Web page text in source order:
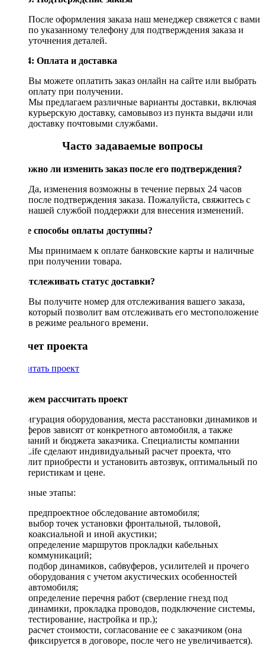
После оформления заказа наш менеджер свяжется с вами
по указанному телефону для подтверждения заказа и
уточнения деталей.
Шаг 4: Оплата и доставка
Вы можете оплатить заказ онлайн на сайте или выбрать
оплату при получении.
Мы предлагаем различные варианты доставки, включая
курьерскую доставку, самовывоз из пункта выдачи или
доставку почтовыми службами.
Часто задаваемые вопросы
Возможно ли изменить заказ после его подтверждения?
Да, изменения возможны в течение первых 24 часов
после подтверждения заказа. Пожалуйста, свяжитесь с
нашей службой поддержки для внесения изменений.
Какие способы оплаты доступны?
Мы принимаем к оплате банковские карты и наличные
при получении товара.
Как отслеживать статус доставки?
Вы получите номер для отслеживания вашего заказа,
который позволит вам отслеживать его местоположение
в режиме реального времени.
Рассчет проекта
Рассчитать проект
Поможем рассчитать проект
Конфигурация оборудования, места расстановки динамиков и
сабвуферов зависят от конкретного автомобиля, а также
пожеланий и бюджета заказчика. Специалисты компании
DriveLife сделают индивидуальный расчет проекта, что
позволит приобрести и установить автозвук, оптимальный по
характеристикам и цене.
Основные этапы:
предпроектное обследование автомобиля;
выбор точек установки фронтальной, тыловой,
коаксиальной и иной акустики;
определение маршрутов прокладки кабельных
коммуникаций;
подбор динамиков, сабвуферов, усилителей и прочего
оборудования с учетом акустических особенностей
автомобиля;
определение перечня работ (сверление гнезд под
динамики, прокладка проводов, подключение системы,
тестирование, настройка и пр.);
расчет стоимости, согласование ее с заказчиком (она
фиксируется в договоре, после чего не увеличивается).